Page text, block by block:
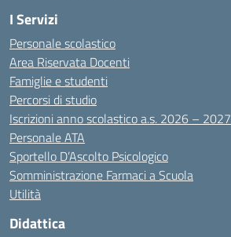
I Servizi
Personale scolastico
Area Riservata Docenti
Famiglie e studenti
Percorsi di studio
Iscrizioni anno scolastico a.s. 2026 – 2027
Personale ATA
Sportello D’Ascolto Psicologico
Somministrazione Farmaci a Scuola
Utilità
Didattica